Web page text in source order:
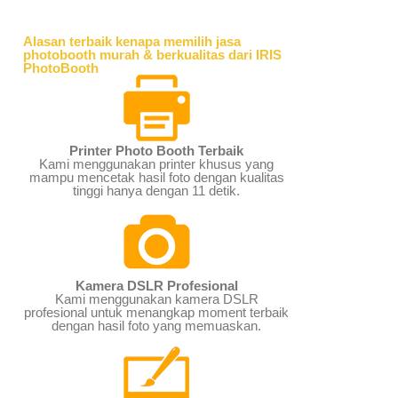
Alasan terbaik kenapa memilih jasa
photobooth murah & berkualitas dari IRIS
PhotoBooth
Printer Photo Booth Terbaik
Kami menggunakan printer khusus yang
mampu mencetak hasil foto dengan kualitas
tinggi hanya dengan 11 detik.
Kamera DSLR Profesional
Kami menggunakan kamera DSLR
profesional untuk menangkap moment terbaik
dengan hasil foto yang memuaskan.